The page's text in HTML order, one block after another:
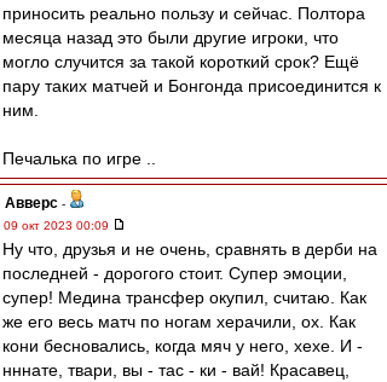
приносить реально пользу и сейчас. Полтора
месяца назад это были другие игроки, что
могло случится за такой короткий срок? Ещё
пару таких матчей и Бонгонда присоединится к
ним.
Печалька по игре ..
Авверс -
09 окт 2023 00:09
Ну что, друзья и не очень, сравнять в дерби на
последней - дорогого стоит. Супер эмоции,
супер! Медина трансфер окупил, считаю. Как
же его весь матч по ногам херачили, ох. Как
кони бесновались, когда мяч у него, хехе. И -
нннате, твари, вы - тас - ки - вай! Красавец,